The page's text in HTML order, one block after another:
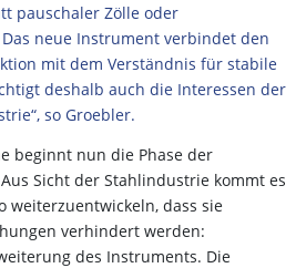
pauschaler Zölle oder
neue Instrument verbindet den
mit dem Verständnis für stabile
deshalb auch die Interessen der
so Groebler.
beginnt nun die Phase der
Sicht der Stahlindustrie kommt es
weiterzuentwickeln, dass sie
verhindert werden:
des Instruments. Die